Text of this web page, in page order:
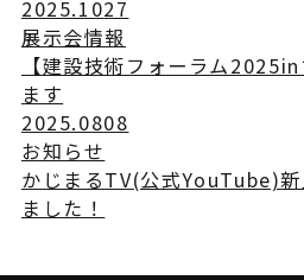
2025.1027
展示会情報
【建設技術フォーラム
ます
2025.0808
お知らせ
かじまるTV(公式YouTube)
ました！